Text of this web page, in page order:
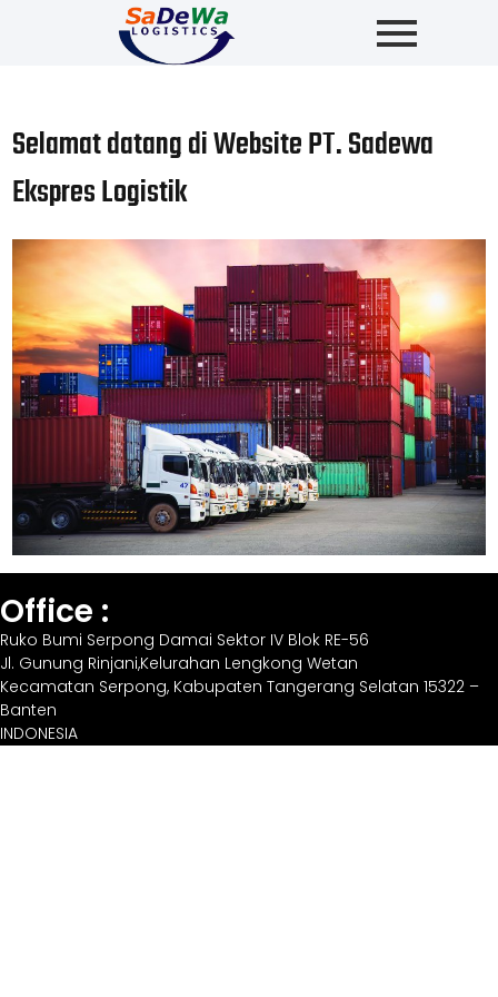
Selamat datang di Website PT. Sadewa
Ekspres Logistik
Office :
Ruko Bumi Serpong Damai Sektor IV Blok RE-56
Jl. Gunung Rinjani,Kelurahan Lengkong Wetan
Kecamatan Serpong, Kabupaten Tangerang Selatan 15322 –
Banten
INDONESIA